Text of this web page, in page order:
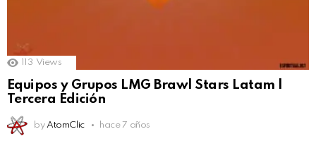
113 Views
Equipos y Grupos LMG Brawl Stars Latam |
Tercera Edición
by AtomClic hace 7 años